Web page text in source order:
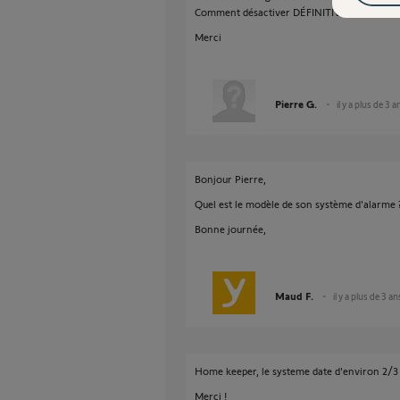
Comment désactiver DÉFINITIVEMENT
Merci
Pierre G. il y a plus de 3
Bonjour Pierre,
Quel est le modèle de son système d'alarme
Bonne journée,
Maud F. il y a plus de 3
Home keeper, le systeme date d'environ 2/3
Merci !